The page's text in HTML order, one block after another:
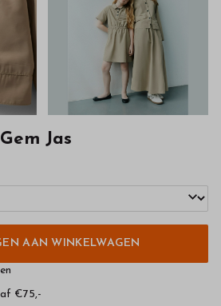
Jas
AAN WINKELWAGEN
€75,-